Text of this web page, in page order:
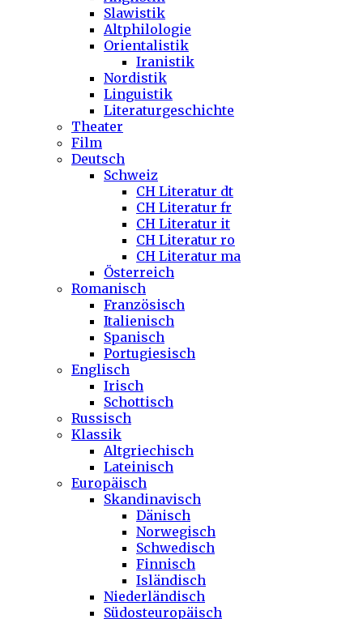
Slawistik
Altphilologie
Orientalistik
Iranistik
Nordistik
Linguistik
Literaturgeschichte
Theater
Film
Deutsch
Schweiz
CH Literatur dt
CH Literatur fr
CH Literatur it
CH Literatur ro
CH Literatur ma
Österreich
Romanisch
Französisch
Italienisch
Spanisch
Portugiesisch
Englisch
Irisch
Schottisch
Russisch
Klassik
Altgriechisch
Lateinisch
Europäisch
Skandinavisch
Dänisch
Norwegisch
Schwedisch
Finnisch
Isländisch
Niederländisch
Südosteuropäisch